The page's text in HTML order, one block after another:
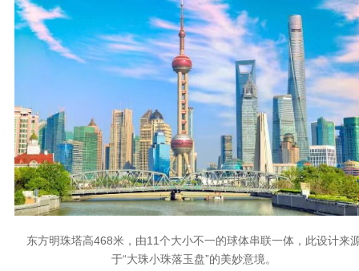
东方明珠塔高468米，由11个大小不一的球体串联一体，此设计来
于“大珠小珠落玉盘”的美妙意境。